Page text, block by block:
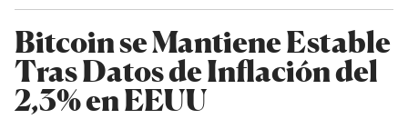
Bitcoin se Mantiene Estable
Tras Datos de Inflación del
2,3% en EEUU